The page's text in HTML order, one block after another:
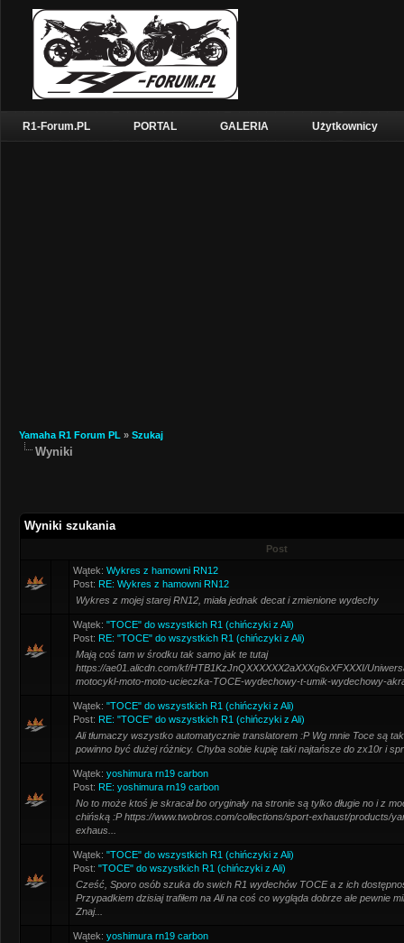
R1-Forum.PL PORTAL GALERIA Użytkownicy
Yamaha R1 Forum PL » Szukaj
Wyniki
Wyniki szukania
Post
Wątek: Wykres z hamowni RN12
Post: RE: Wykres z hamowni RN12
Wykres z mojej starej RN12, miała jednak decat i zmienione wydechy
Wątek: "TOCE" do wszystkich R1 (chińczyki z Ali)
Post: RE: "TOCE" do wszystkich R1 (chińczyki z Ali)
Mają coś tam w środku tak samo jak te tutaj
https://ae01.alicdn.com/kf/HTB1KzJnQXXXXXX2aXXXq6xXFXXXI/
motocykl-moto-moto-ucieczka-TOCE-wydechowy-t-umik-wydechowy-
Wątek: "TOCE" do wszystkich R1 (chińczyki z Ali)
Post: RE: "TOCE" do wszystkich R1 (chińczyki z Ali)
Ali tłumaczy wszystko automatycznie translatorem :P Wg mnie Toce są
powinno być dużej różnicy. Chyba sobie kupię taki najtańsze do zx10r i
Wątek: yoshimura rn19 carbon
Post: RE: yoshimura rn19 carbon
No to może ktoś je skracał bo oryginały na stronie są tylko długie no i z
chińską :P https://www.twobros.com/collections/sport-exhaust/products/
exhaus...
Wątek: "TOCE" do wszystkich R1 (chińczyki z Ali)
Post: "TOCE" do wszystkich R1 (chińczyki z Ali)
Cześć, Sporo osób szuka do swich R1 wydechów TOCE a z ich
Przypadkiem dzisiaj trafiłem na Ali na coś co wygląda dobrze ale pewnie
Znaj...
Wątek: yoshimura rn19 carbon